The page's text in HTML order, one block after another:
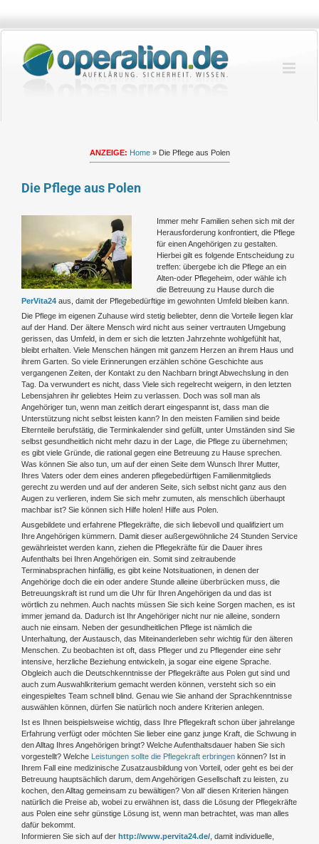
springen
ANZEIGE: Home» Die Pflege aus Polen
Die Pflege aus Polen
Immer mehr Familien sehen sich mit der
Herausforderung konfrontiert, die Pflege
für einen Angehörigen zu gestalten.
Hierbei gilt es folgende Entscheidung zu
treffen: übergebe ich die Pflege an ein
Alten-oder Pflegeheim, oder wähle ich
die Betreuung zu Hause durch die
PerVita24 aus, damit der Pflegebedürftige im gewohnten Umfeld bleiben kann.
Die Pflege im eigenen Zuhause wird stetig beliebter, denn die Vorteile liegen klar
auf der Hand. Der ältere Mensch wird nicht aus seiner vertrauten Umgebung
gerissen, das Umfeld, in dem er sich die letzten Jahrzehnte wohlgefühlt hat,
bleibt erhalten. Viele Menschen hängen mit ganzem Herzen an ihrem Haus und
ihrem Garten. So viele Erinnerungen erzählen schöne Geschichte aus
vergangenen Zeiten, der Kontakt zu den Nachbarn bringt Abwechslung in den
Tag. Da verwundert es nicht, dass Viele sich regelrecht weigern, in den letzten
Lebensjahren ihr geliebtes Heim zu verlassen. Doch was soll man als
Angehöriger tun, wenn man zeitlich derart eingespannt ist, dass man die
Unterstützung nicht selbst leisten kann? In den meisten Familien sind beide
Elternteile berufstätig, die Terminkalender sind gefüllt, unter Umständen sind Sie
selbst gesundheitlich nicht mehr dazu in der Lage, die Pflege zu übernehmen;
es gibt viele Gründe, die rational gegen eine Betreuung zu Hause sprechen.
Was können Sie also tun, um auf der einen Seite dem Wunsch Ihrer Mutter,
Ihres Vaters oder dem eines anderen pflegebedürftigen Familienmitglieds
gerecht zu werden und auf der anderen Seite, sich selbst nicht ganz aus den
Augen zu verlieren, indem Sie sich mehr zumuten, als menschlich überhaupt
machbar ist? Sie können sich Hilfe holen! Hilfe aus Polen.
Ausgebildete und erfahrene Pflegekräfte, die sich liebevoll und qualifiziert um
Ihre Angehörigen kümmern. Damit dieser außergewöhnliche 24 Stunden Service
gewährleistet werden kann, ziehen die Pflegekräfte für die Dauer ihres
Aufenthalts bei Ihren Angehörigen ein. Somit sind zeitraubende
Terminabsprachen hinfällig, es gibt keine Notsituationen, in denen der
Angehörige doch die ein oder andere Stunde alleine überbrücken muss, die
Betreuungskraft ist rund um die Uhr für Ihren Angehörigen da und das ist
wörtlich zu nehmen. Auch nachts müssen Sie sich keine Sorgen machen, es ist
immer jemand da. Dadurch ist Ihr Angehöriger nicht nur nie alleine, sondern
auch nie einsam. Neben der gesundheitlichen Pflege ist nämlich die
Unterhaltung, der Austausch, das Miteinanderleben sehr wichtig für den älteren
Menschen. Zu beobachten ist oft, dass Pfleger und zu Pflegender eine sehr
intensive, herzliche Beziehung entwickeln, ja sogar eine eigene Sprache.
Obgleich auch die Deutschkenntnisse der Pflegekräfte aus Polen gut sind und
auch zum Auswahlkriterium gemacht werden können, versteht sich so ein
eingespieltes Team schnell blind. Genau wie Sie anhand der Sprachkenntnisse
auswählen können, dürfen Sie natürlich noch andere Kriterien anlegen.
Ist es Ihnen beispielsweise wichtig, dass Ihre Pflegekraft schon über jahrelange
Erfahrung verfügt oder möchten Sie lieber eine ganz junge Kraft, die Schwung in
den Alltag Ihres Angehörigen bringt? Welche Aufenthaltsdauer haben Sie sich
vorgestellt? Welche Leistungen sollte die Pflegekraft erbringen können? Ist in
Ihrem Fall eine medizinische Zusatzausbildung von Vorteil, oder geht es bei der
Betreuung hauptsächlich darum, dem Angehörigen Gesellschaft zu leisten, zu
kochen, den Alltag gemeinsam zu bewältigen? Von all‘ diesen Kriterien hängen
natürlich die Preise ab, wobei zu erwähnen ist, dass die Lösung der Pflegekräfte
aus Polen eine sehr günstige Lösung ist, wenn man betrachtet, was man alles
dafür bekommt.
Informieren Sie sich auf der http://www.pervita24.de/ , damit individuelle,